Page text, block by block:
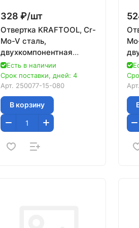
328 ₽/шт
Отвертка KRAFTOOL, Cr-
Mo-V сталь,
двухкомпонентная
противоскользящая
рукоятка, TORX Hole,
№15x80мм
Есть в наличии
Срок поставки, дней: 4
Арт. 250077-15-080
В корзину
Арт.